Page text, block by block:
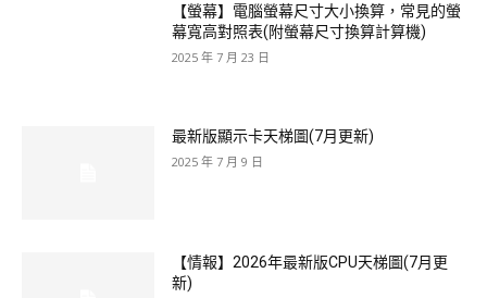
【螢幕】電腦螢幕尺寸大小換算，常見的螢
幕寬高對照表(附螢幕尺寸換算計算機)
2025 年 7 月 23 日
最新版顯示卡天梯圖(7月更新)
2025 年 7 月 9 日
【情報】2026年最新版CPU天梯圖(7月更
新)